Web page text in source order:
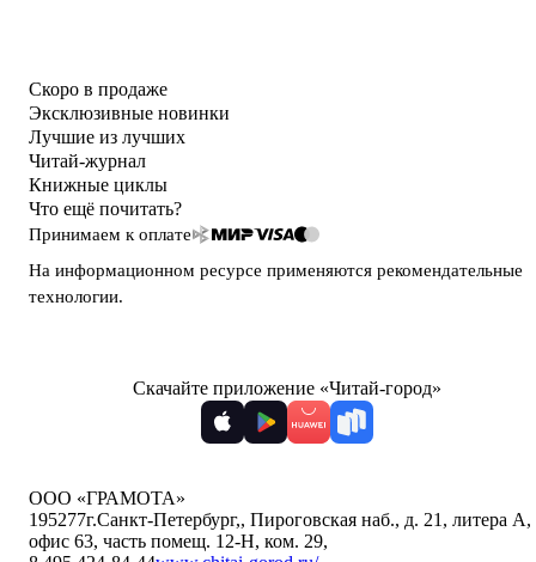
Скоро в продаже
Эксклюзивные новинки
Лучшие из лучших
Читай-журнал
Книжные циклы
Что ещё почитать?
Принимаем к оплате
На информационном ресурсе применяются рекомендательные
технологии.
Скачайте приложение «Читай-город»
ООО «ГРАМОТА»
195277г.Санкт-Петербург,, Пироговская наб., д. 21, литера А,
офис 63, часть помещ. 12-Н, ком. 29,